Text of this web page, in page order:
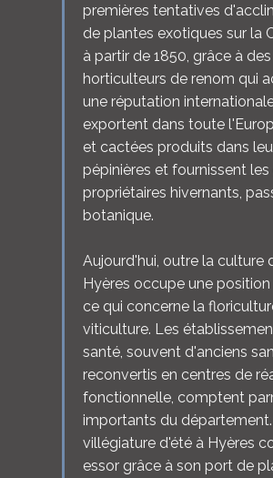
premières tentatives
de plantes exotiques sur la
à partir de 1850, grâce à des
horticulteurs de renom qui
une réputation
exportent dans toute
et cactées produits dans
pépinières et fournissent les
propriétaires hivernants,
botanique.
Aujourd'hui, outre la culture
Hyères occupe une
ce qui concerne la
viticulture. Les
santé, souvent d'anciens
reconvertis en centres de
fonctionnelle, comptent
importants du
villégiature d'été à Hyères
essor grâce à son port de